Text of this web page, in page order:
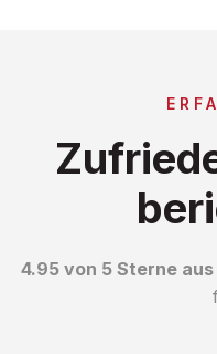
4.95 von 5 Sterne